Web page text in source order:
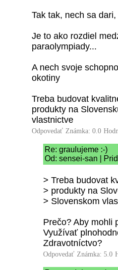
Tak tak, nech sa
Je to ako rozdiel
paraolympiady...
A nech svoje
okotiny
Treba budovat
produkty na
vlastnictve
Odpovedať Známka: 0.0
Re: graulujeme :-)
Od: sensei-san |
> Treba budovat
> produkty na
> Slovenskom
Prečo? Aby mohli
Využívať
Zdravotníctvo?
Odpovedať Známka: 5.0